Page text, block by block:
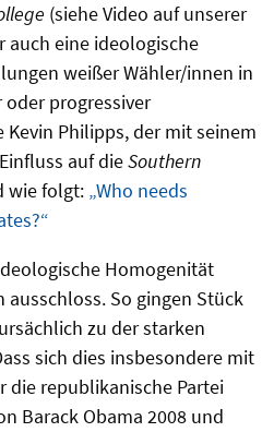
(siehe Video auf unserer
auch eine ideologische
weißer Wähler/innen in
progressiver
Philipps, der mit seinem
auf dieSouthern
wie folgt: „Who needs
Homogenität
So gingen Stück
zu der starken
sich dies insbesondere mit
die republikanische Partei
Barack Obama 2008 und